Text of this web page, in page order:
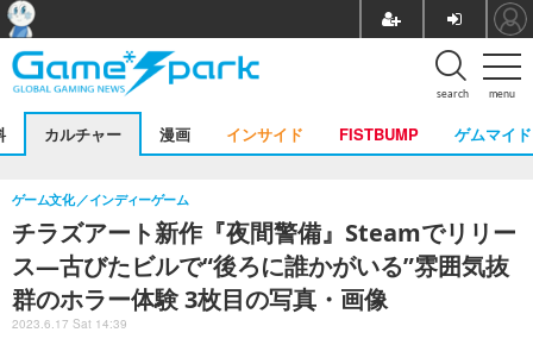
menu
search
カルチャー 漫画 インサイド FISTBUMP ゲムマイド
チラズアート新作『夜間警備』Steamでリリー
ス―古びたビルで“後ろに誰かがいる”雰囲気抜
群のホラー体験 3枚目の写真・画像
ゲーム文化 インディーゲーム
2023.6.17 Sat 14:39